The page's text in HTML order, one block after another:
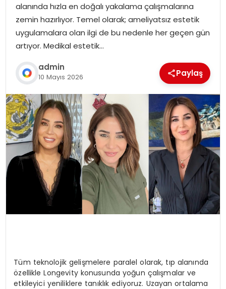
alanında hızla en doğalı yakalama çalışmalarına
zemin hazırlıyor. Temel olarak; ameliyatsız estetik
uygulamalara olan ilgi de bu nedenle her geçen gün
artıyor. Medikal estetik…
admin
10 Mayıs 2026 Paylaş
Tüm teknolojik gelişmelere paralel olarak, tıp alanında
özellikle Longevity konusunda yoğun çalışmalar ve
etkileyici yeniliklere tanıklık ediyoruz. Uzayan ortalama